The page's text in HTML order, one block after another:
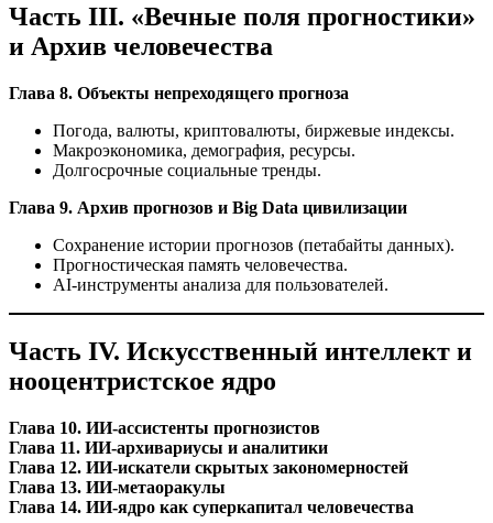
Часть III. «Вечные поля прогностики»
и Архив человечества
Глава 8. Объекты непреходящего прогноза
Погода, валюты, криптовалюты, биржевые индексы.
Макроэкономика, демография, ресурсы.
Долгосрочные социальные тренды.
Глава 9. Архив прогнозов и Big Data цивилизации
Сохранение истории прогнозов (петабайты данных).
Прогностическая память человечества.
AI‑инструменты анализа для пользователей.
Часть IV. Искусственный интеллект и
нооцентристское ядро
Глава 10. ИИ‑ассистенты прогнозистов
Глава 11. ИИ‑архивариусы и аналитики
Глава 12. ИИ‑искатели скрытых закономерностей
Глава 13. ИИ‑метаоракулы
Глава 14. ИИ‑ядро как суперкапитал человечества